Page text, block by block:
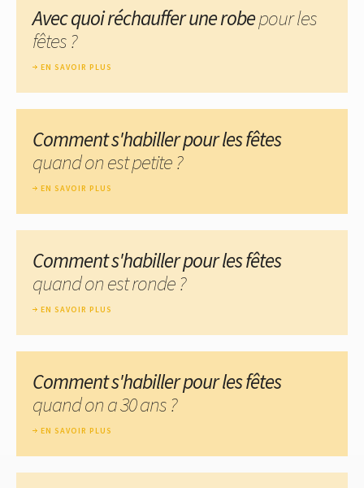
Avec quoi réchauffer une robepour les
fêtes ?
EN SAVOIR PLUS
Comment s'habiller pour les fêtes
quand on est petite ?
EN SAVOIR PLUS
Comment s'habiller pour les fêtes
quand on est ronde ?
EN SAVOIR PLUS
Comment s'habiller pour les fêtes
quand on a 30 ans ?
EN SAVOIR PLUS